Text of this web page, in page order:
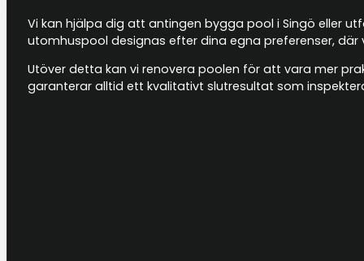
Vi kan hjälpa dig att antingen bygga pool i Singö eller
utomhuspool designas efter dina egna preferenser,
Utöver detta kan vi renovera poolen för att vara mer
garanterar alltid ett kvalitativt slutresultat som